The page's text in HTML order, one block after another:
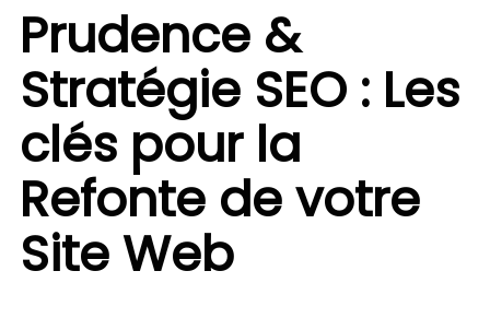
Prudence &
Stratégie SEO : Les
clés pour la
Refonte de votre
Site Web